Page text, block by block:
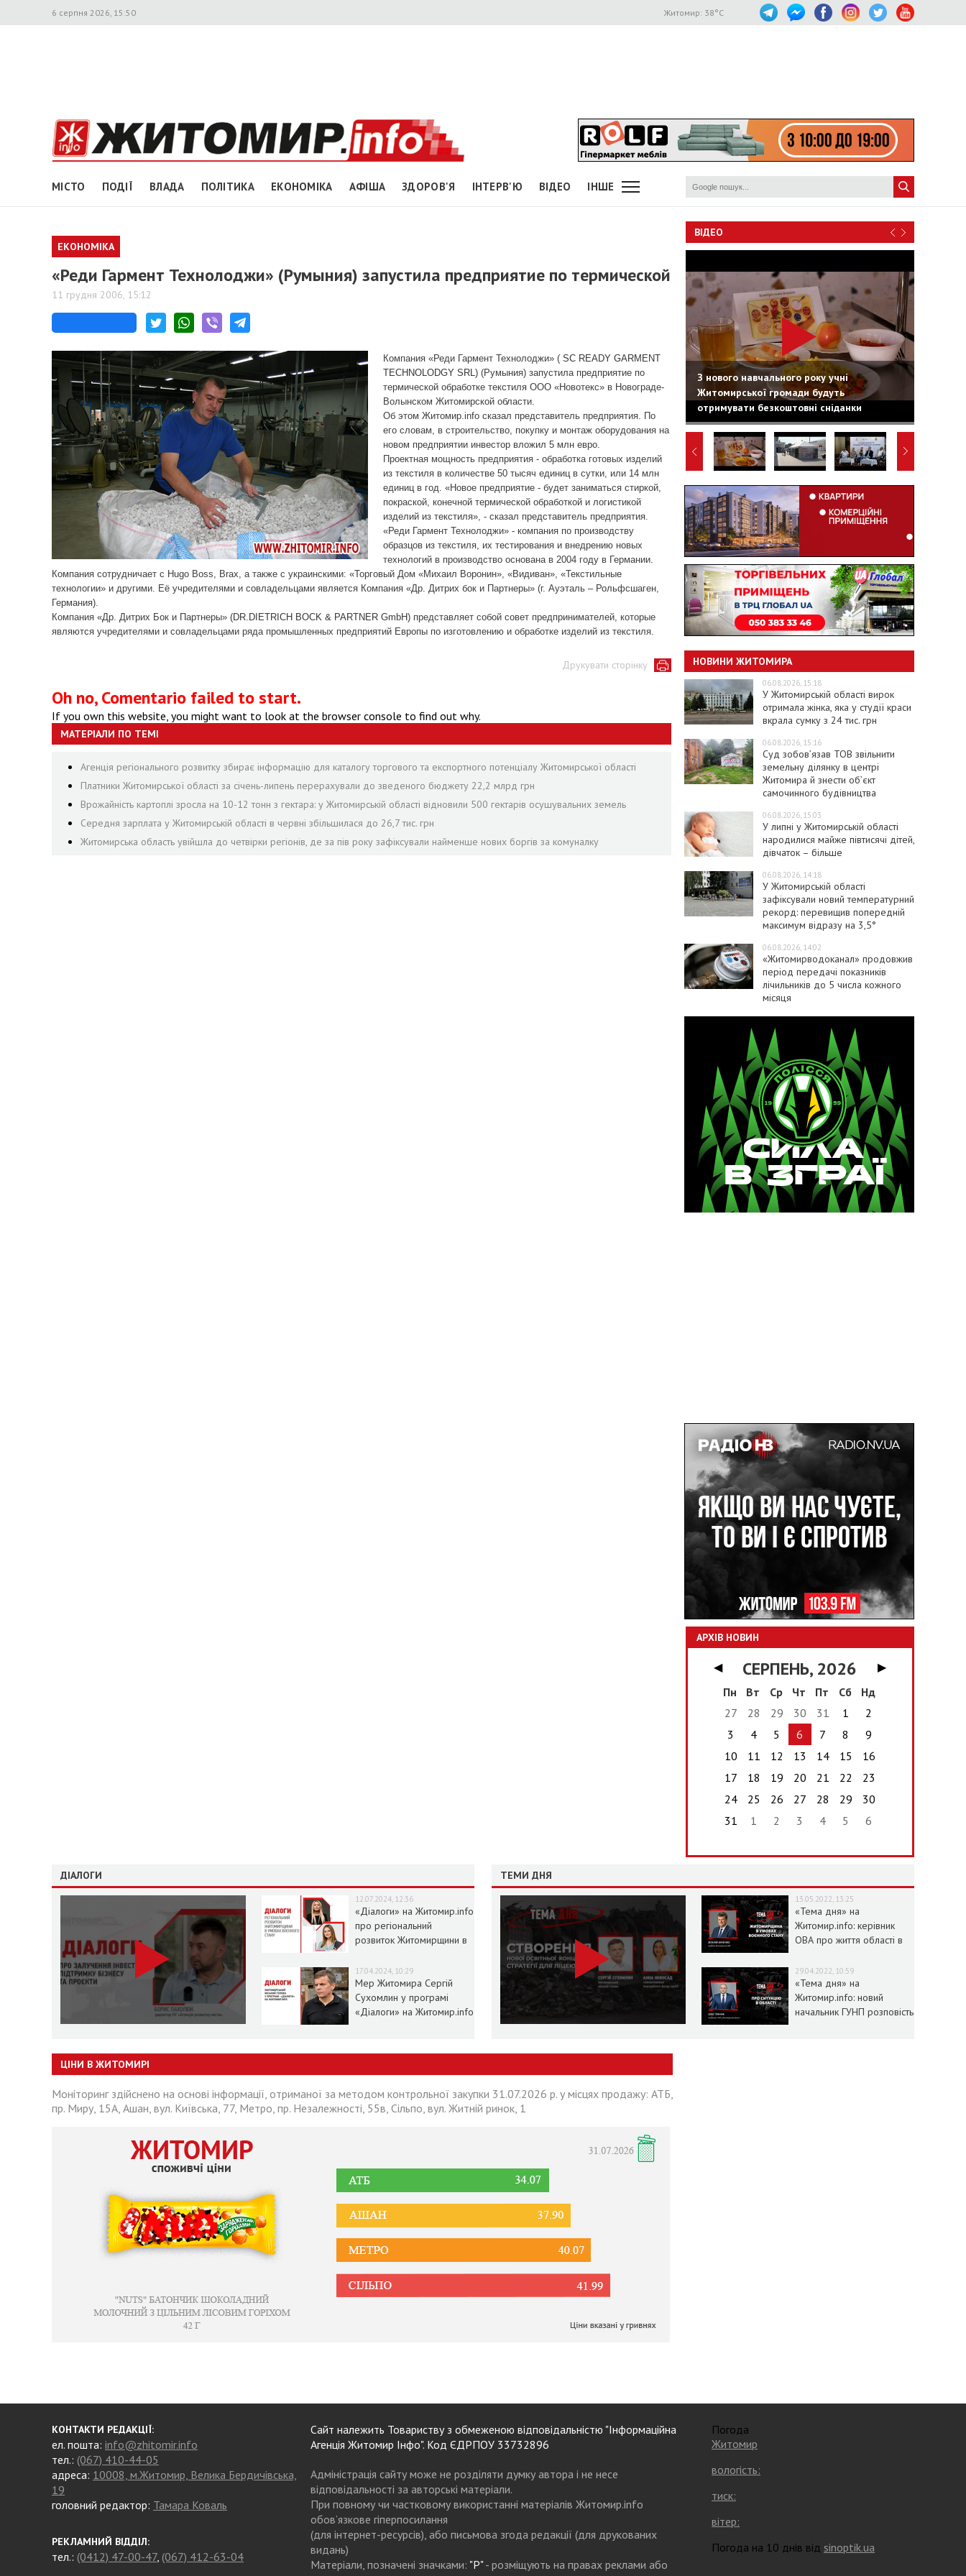
6 серпня 2026, 15:50 Житомир: 38°C
МІСТО ПОДІЇ ВЛАДА ПОЛІТИКА ЕКОНОМІКА АФІША ЗДОРОВ'Я ІНТЕРВ'Ю ВІДЕО ІНШЕ
ЕКОНОМІКА
«Реди Гармент Технолоджи» (Румыния) запустила предприятие по термической
11 грудня 2006, 15:12
Компания «Реди Гармент Технолоджи» ( SC READY GARMENT
TECHNOLODGY SRL) (Румыния) запустила предприятие по
термической обработке текстиля ООО «Новотекс» в Новограде-
Волынском Житомирской области.
Об этом Житомир.info сказал представитель предприятия. По
его словам, в строительство, покупку и монтаж оборудования на
новом предприятии инвестор вложил 5 млн евро.
Проектная мощность предприятия - обработка готовых изделий
из текстиля в количестве 50 тысяч единиц в сутки, или 14 млн
единиц в год. «Новое предприятие - будет заниматься стиркой,
покраской, конечной термической обработкой и логистикой
изделий из текстиля», - сказал представитель предприятия.
«Реди Гармент Технолоджи» - компания по производству
образцов из текстиля, их тестирования и внедрению новых
технологий в производство основана в 2004 году в Германии.
Компания сотрудничает с Hugo Boss, Brax, а также с украинскими: «Торговый Дом «Михаил Воронин», «Видиван», «Текстильные
технологии» и другими. Её учредителями и совладельцами является Компания «Др. Дитрих бок и Партнеры» (г. Ауэталь – Рольфсшаген,
Германия).
Компания «Др. Дитрих Бок и Партнеры» (DR.DIETRICH BOCK & PARTNER GmbH) представляет собой совет предпринимателей, которые
являются учредителями и совладельцами ряда промышленных предприятий Европы по изготовлению и обработке изделий из текстиля.
Друкувати сторінку
Oh no, Comentario failed to start.
If you own this website, you might want to look at the browser console to find out why.
МАТЕРІАЛИ ПО ТЕМІ
Агенція регіонального розвитку збирає інформацію для каталогу торгового та експортного потенціалу Житомирської області
Платники Житомирської області за січень-липень перерахували до зведеного бюджету 22,2 млрд грн
Врожайність картоплі зросла на 10-12 тонн з гектара: у Житомирській області відновили 500 гектарів осушувальних земель
Середня зарплата у Житомирській області в червні збільшилася до 26,7 тис. грн
Житомирська область увійшла до четвірки регіонів, де за пів року зафіксували найменше нових боргів за комуналку
ВІДЕО
З нового навчального року учні
Житомирської громади будуть
отримувати безкоштовні сніданки
НОВИНИ ЖИТОМИРА
06.08.2026, 15:18
У Житомирській області вирок
отримала жінка, яка у студії краси
вкрала сумку з 24 тис. грн
06.08.2026, 15:16
Суд зобов’язав ТОВ звільнити
земельну ділянку в центрі
Житомира й знести об’єкт
самочинного будівництва
06.08.2026, 15:03
У липні у Житомирській області
народилися майже півтисячі дітей,
дівчаток – більше
06.08.2026, 14:18
У Житомирській області
зафіксували новий температурний
рекорд: перевищив попередній
максимум відразу на 3,5°
06.08.2026, 14:02
«Житомирводоканал» продовжив
період передачі показників
лічильників до 5 числа кожного
місяця
АРХІВ НОВИН
◀ СЕРПЕНЬ, 2026
▶
Пн
Вт Ср Чт Пт Сб
Нд
27
28 29 30 31 1
2
3
4 5 6 7 8
9
10
11 12 13 14 15
16
17
18 19 20 21 22
23
24
25 26 27 28 29
30
31
1 2 3 4 5 6
ДІАЛОГИ
12.07.2024, 12:36
«Діалоги» на Житомир.info
про регіональний
розвиток Житомирщини в
17.04.2024, 10:29
Мер Житомира Сергій
Сухомлин у програмі
«Діалоги» на Житомир.info
ТЕМИ ДНЯ
13.05.2022, 13:25
«Тема дня» на
Житомир.info: керівник
ОВА про життя області в
29.04.2022, 10:59
«Тема дня» на
Житомир.info: новий
начальник ГУНП розповість
ЦІНИ В ЖИТОМИРІ
Моніторинг здійснено на основі інформації, отриманої за методом контрольної закупки 31.07.2026 р. у місцях продажу: АТБ,
пр. Миру, 15А, Ашан, вул. Київська, 77, Метро, пр. Незалежності, 55в, Сільпо, вул. Житній ринок, 1
КОНТАКТИ РЕДАКЦІЇ:
ел. пошта: info@zhitomir.info
тел.: (067) 410-44-05
адреса: 10008, м.Житомир, Велика Бердичівська,
19
головний редактор: Тамара Коваль
РЕКЛАМНИЙ ВІДДІЛ:
тел.: (0412) 47-00-47, (067) 412-63-04
Сайт належить Товариству з обмеженою відповідальністю "Інформаційна
Агенція Житомир Інфо". Код ЄДРПОУ 33732896
Адміністрація сайту може не розділяти думку автора і не несе
відповідальності за авторські матеріали.
При повному чи частковому використанні матеріалів Житомир.info
обов’язкове гіперпосилання
(для інтернет-ресурсів), або письмова згода редакції (для друкованих
видань)
Матеріали, позначені значками: "Р"- розміщують на правах реклами або
Погода
Житомир
вологість:
тиск:
вітер:
Погода на 10 днів від sinoptik.ua